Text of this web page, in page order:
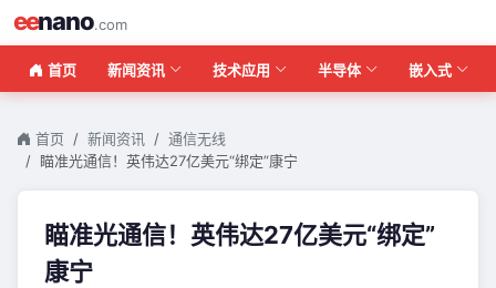
eenano.com
首页 新闻资讯 技术应用 半导体 嵌入式
首页 新闻资讯
通信无线
瞄准光通信！英伟达27亿美元“绑定”康宁
瞄准光通信！英伟达27亿美元“绑定”
康宁